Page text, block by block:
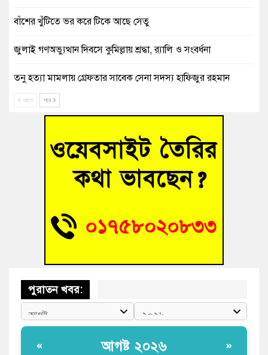
বাঁশের খুঁটিতে ভর করে টিকে আছে সেতু
জুলাই গণঅভ্যুত্থান দিবসে কুমিল্লায় শ্রদ্ধা, র‍্যালি ও সংবর্ধনা
তনু হত্যা মামলায় গ্রেফতার সাবেক সেনা সদস্য হাফিজুর রহমান
আহত শিক্ষার্থীদের দেখতে গিয়ে মেডিকেলের ক্যান্টিনে অবরুদ্ধ জবি
হোমনায় বিধবা নারীর জমি দখল ও জীবননাশের হুমকির অভিযোগ
বুড়িচংয়ে অতিথি পাখির আবাসস্থল সংরক্ষণে প্রশাসনের উদ্যোগ; ৯
বুড়িচংয়ে জুলাই গণঅভ্যুত্থান দিবস উদযাপন উপলক্ষে প্রস্তুতিমূলক
আগে পরে
পুরাতন খবর:
« আগষ্ট ২০২৬ »